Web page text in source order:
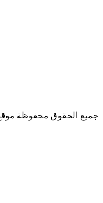
جميع الحقوق محفوظة موقع